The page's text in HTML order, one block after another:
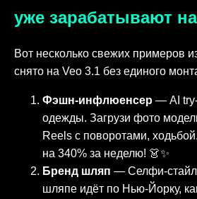
уже зарабатывают
Вот несколько свежих примеров
снято на Veo 3.1 без единого
Фэшн-инфлюенсер — AI
одежды. Загрузи фото
Reels с поворотами,
на 340% за неделю! 👗✨
Бренд шляп — Селфи-
шляпе идёт по Нью-Йорку,